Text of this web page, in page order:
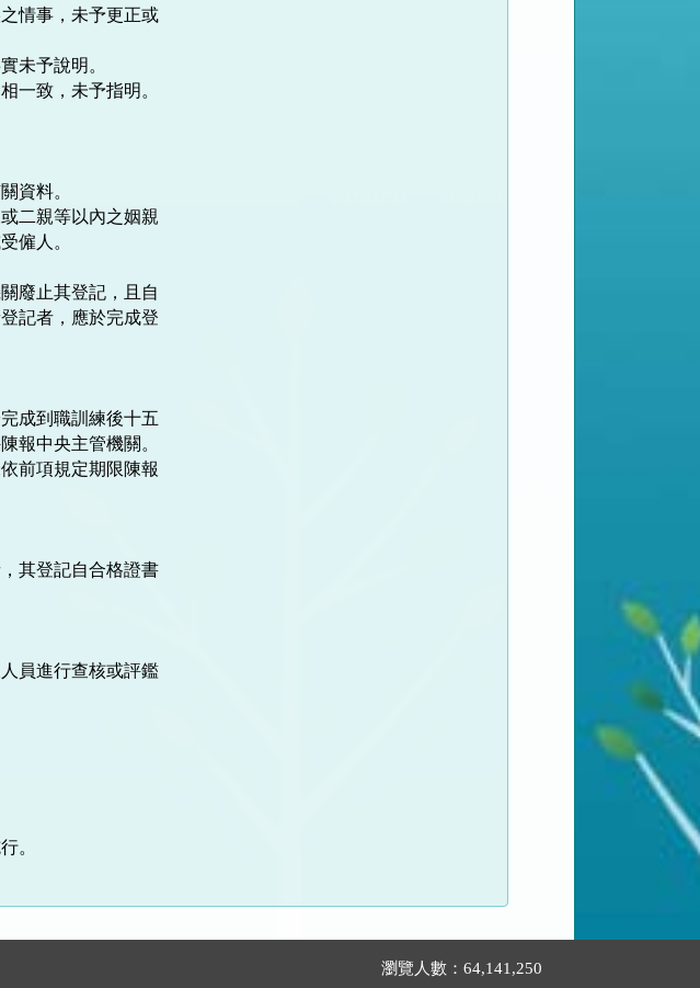
情事，未予更正或
未予說明。
一致，未予指明。
資料。
二親等以內之姻親
廢止其登記，且自
記者，應於完成登
成到職訓練後十五
報中央主管機關。
前項規定期限陳報
其登記自合格證書
員進行查核或評鑑
瀏覽人數：64,141,250